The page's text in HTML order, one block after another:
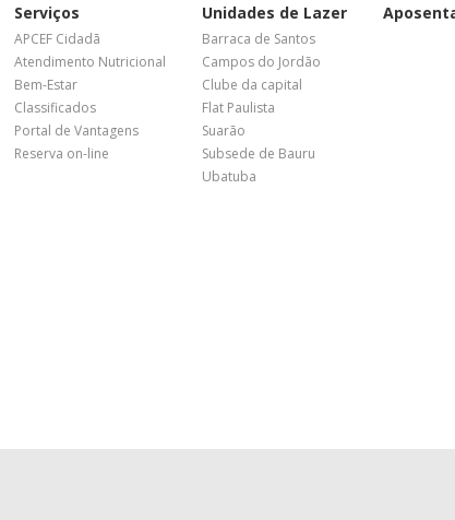
Serviços
APCEF Cidadã
Atendimento Nutricional
Bem-Estar
Classificados
Portal de Vantagens
Reserva on-line
Unidades de Lazer
Barraca de Santos
Campos do Jordão
Clube da capital
Flat Paulista
Suarão
Subsede de Bauru
Ubatuba